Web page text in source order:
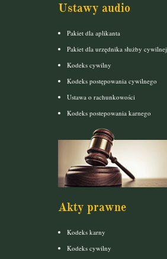
Ustawy audio
Pakiet dla aplikanta
Pakiet dla urzędnika służby cywilnej
Kodeks cywilny
Kodeks postępowania cywilnego
Ustawa o rachunkowości
Kodeks postepowania karnego
Akty prawne
Kodeks karny
Kodeks cywilny